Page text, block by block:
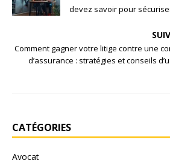
devez savoir pour
Comment gagner votre litige contre une
d’assurance : stratégies et conseils
CATÉGORIES
Avocat